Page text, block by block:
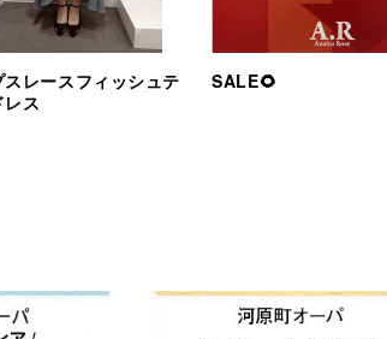
スレースフィッシュテ
レス
SALE🌻